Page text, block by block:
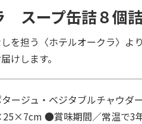
スープ缶詰８個
を担う〈ホテルオークラ〉よ
けします。
ージュ・ベジタブルチャウ
●賞味期間／常温で3